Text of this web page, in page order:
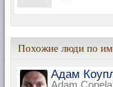
Похожие люди по
Адам
Adam